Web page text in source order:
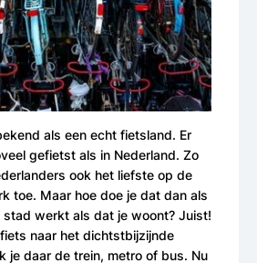
als een echt fietsland. Er
gefietst als in Nederland. Zo
ook het liefste op de
toe. Maar hoe doe je dat dan als
stad werkt als dat je woont? Juist!
naar het dichtstbijzijnde
je daar de trein, metro of bus. Nu